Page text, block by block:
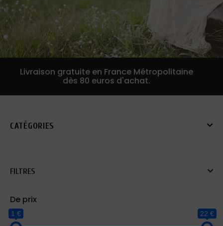
Livraison gratuite en France Métropolitaine
dès 80 euros d'achat.
CATÉGORIES
FILTRES
De prix
1 € 22 €